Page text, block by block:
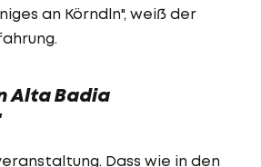
an Körndln", weiß der
Alta Badia
Dass wie in den